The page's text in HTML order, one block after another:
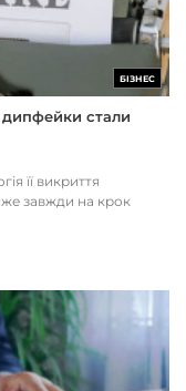
БІЗНЕС
дипфейки стали
її викриття
завжди на крок